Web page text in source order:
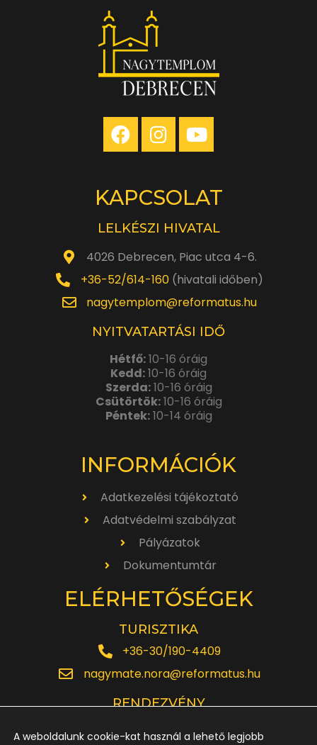
KAPCSOLAT
LELKÉSZI HIVATAL
4026 Debrecen, Piac utca 4-6.
+36-52/614-160(hivatali időben)
nagytemplom@reformatus.hu
NYITVATARTÁSI IDŐ
Hétfő:10-16 óráig
Kedd:10-16 óráig
Szerda:10-16 óráig
Csütörtök:10-16 óráig
Péntek:10-14 óráig
INFORMÁCIÓK
Adatkezelési tájékoztató
Adatvédelmi szabályzat
Pályázatok
Dokumentumtár
ELÉRHETŐSÉGEK
TURISZTIKA
+36-30/190-4409
nagymate.nora@reformatus.hu
RENDEZVÉNY
A weboldalunk cookie-kat használ a lehető legjobb